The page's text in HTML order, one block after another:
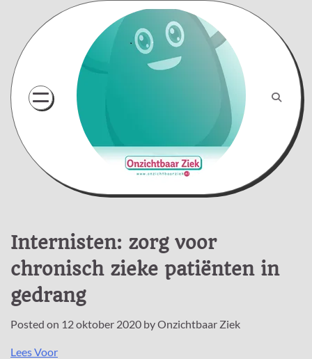
content
Internisten: zorg voor
chronisch zieke patiënten in
gedrang
Posted on 12 oktober 2020 byOnzichtbaar Ziek
Lees Voor